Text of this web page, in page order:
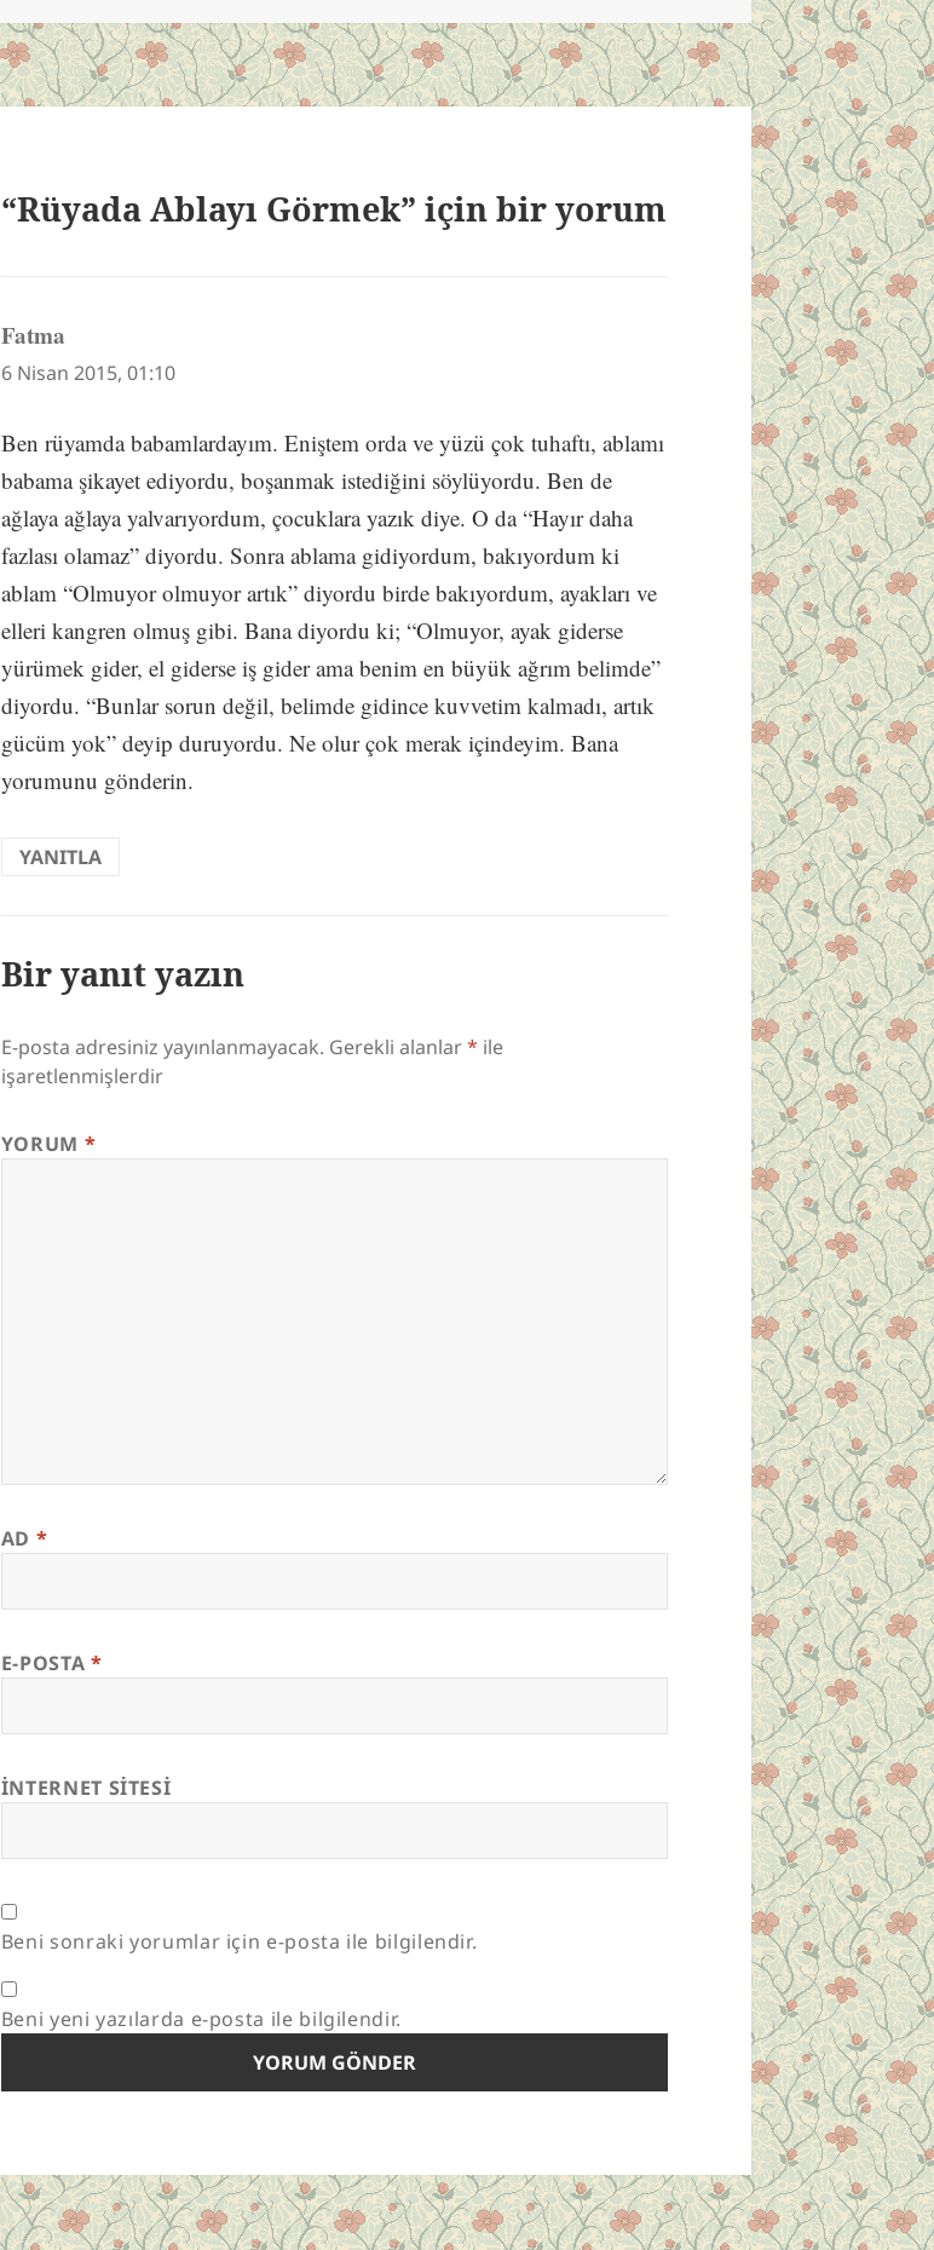
“Rüyada Ablayı Görmek” için bir yorum
Fatma
ki:
6 Nisan 2015, 01:10
Ben rüyamda babamlardayım. Eniştem orda ve yüzü çok tuhaftı, ablamı
babama şikayet ediyordu, boşanmak istediğini söylüyordu. Ben de
ağlaya ağlaya yalvarıyordum, çocuklara yazık diye. O da “Hayır daha
fazlası olamaz” diyordu. Sonra ablama gidiyordum, bakıyordum ki
ablam “Olmuyor olmuyor artık” diyordu birde bakıyordum, ayakları ve
elleri kangren olmuş gibi. Bana diyordu ki; “Olmuyor, ayak giderse
yürümek gider, el giderse iş gider ama benim en büyük ağrım belimde”
diyordu. “Bunlar sorun değil, belimde gidince kuvvetim kalmadı, artık
gücüm yok” deyip duruyordu. Ne olur çok merak içindeyim. Bana
yorumunu gönderin.
YANITLA
Bir yanıt yazın
E-posta adresiniz yayınlanmayacak. Gerekli alanlar* ile
işaretlenmişlerdir
YORUM *
AD *
E-POSTA *
İNTERNET SITESI
Beni sonraki yorumlar için e-posta ile bilgilendir.
Beni yeni yazılarda e-posta ile bilgilendir.